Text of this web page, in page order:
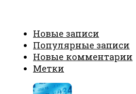
Новые записи
Популярные записи
Новые комментарии
Метки